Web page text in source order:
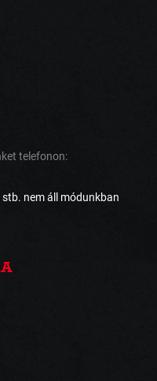
telefonon:
nem áll módunkban